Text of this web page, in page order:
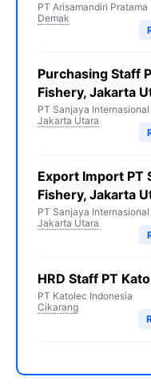
PT Arisamandiri Pratama
Demak
Purchasing Staff
Fishery, Jakarta
PT Sanjaya
Jakarta Utara
Export Import PT
Fishery, Jakarta
PT Sanjaya
Jakarta Utara
HRD Staff PT
PT Katolec Indonesia
Cikarang